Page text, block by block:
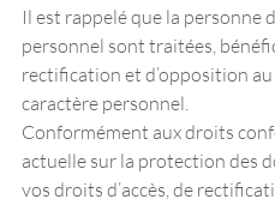
Il est rappelé que la personne
personnel sont traitées,
rectification et d’opposition
caractère personnel.
Conformément aux droits
actuelle sur la protection des
vos droits d’accès, de